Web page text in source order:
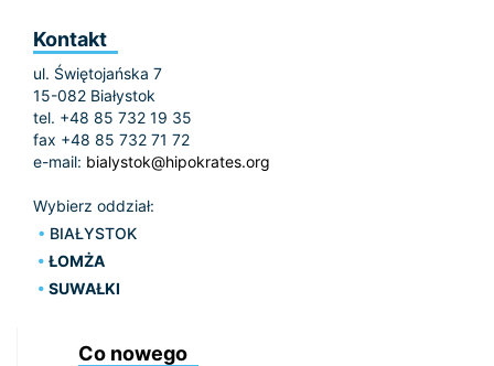
Kontakt
ul. Świętojańska 7
15-082 Białystok
tel. +48 85 732 19 35
fax +48 85 732 71 72
e-mail: bialystok@hipokrates.org
Wybierz oddział:
BIAŁYSTOK
ŁOMŻA
SUWAŁKI
Co nowego